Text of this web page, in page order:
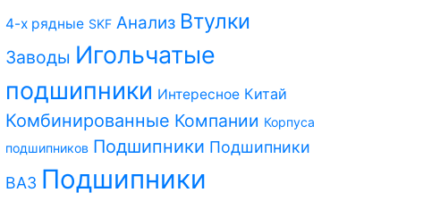
4-х рядные SKF Анализ Втулки
Заводы Игольчатые
подшипники Интересное Китай
Комбинированные Компании Корпуса
подшипников Подшипники Подшипники
ВАЗ Подшипники